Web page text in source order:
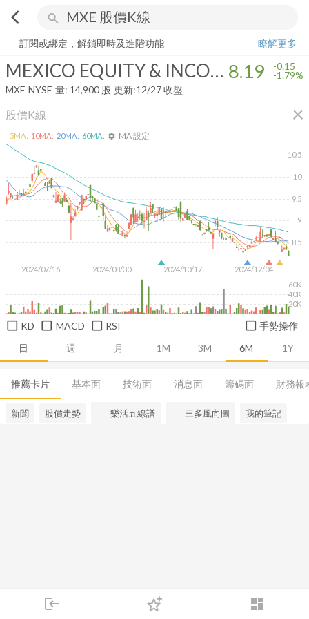
arrow_back_ios search
login dashboard
下單
MEXICO EQUITY & INCOME FUND
訂閱或綁定，解鎖即時及進階功能
瞭解更多
MEXICO EQUITY & INCOME FUND 8.19 -0.15
-1.79%
MXE NYSE 量: 14,900 股 更新:12/27 收盤
股價K線 close
日 週 月 1M 3M 6M 1Y
2024/07/16 2024/08/30 2024/10/17 2024/12/04
8.5
9
9.5
10
10.5
20K
40K
60K
5MA: 10MA: 20MA: 60MA: settings MA 設定
KD MACD RSI 手勢操作
推薦卡片 基本面 技術面 消息面 籌碼面 財務報
新聞 股價走勢 樂活五線譜 三多風向圖 我的筆記